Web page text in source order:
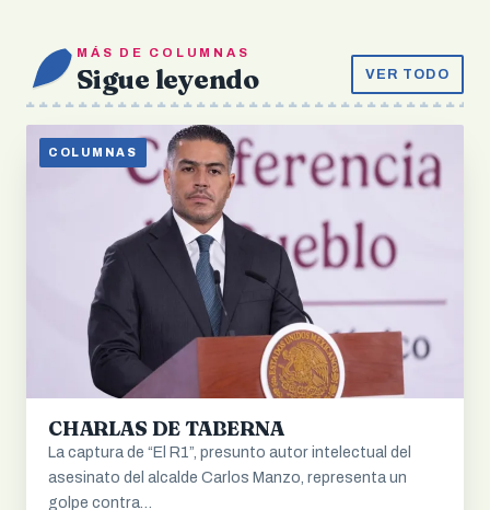
MÁS DE COLUMNAS
Sigue leyendo VER TODO
COLUMNAS
CHARLAS DE TABERNA
La captura de “El R1”, presunto autor intelectual del
asesinato del alcalde Carlos Manzo, representa un
golpe contra…